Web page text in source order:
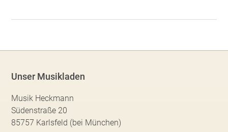
Unser Musikladen
Musik Heckmann
Südenstraße 20
85757 Karlsfeld (bei München)